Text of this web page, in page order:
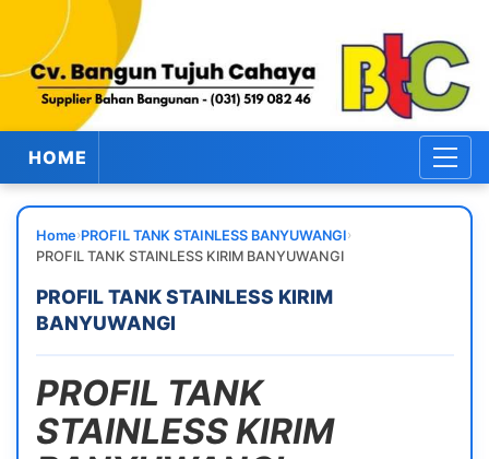
HOME
Home›PROFIL TANK STAINLESS BANYUWANGI›
PROFIL TANK STAINLESS KIRIM BANYUWANGI
PROFIL TANK STAINLESS KIRIM
BANYUWANGI
PROFIL TANK
STAINLESS KIRIM